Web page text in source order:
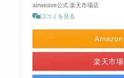
airweave公式 楽天市場店
口コミを見る
Amazon
楽天市場